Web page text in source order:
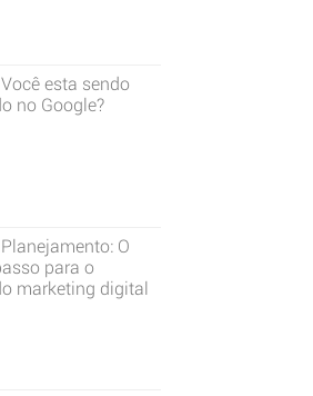
Você esta sendo
no Google?
Planejamento: O
para o
marketing digital